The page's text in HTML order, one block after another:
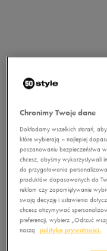
NIKE AIR AFFECT VI
0.0 0 )
129,99złz Vat
+ 650 PKT WKLUBIE
Chronimy Twoje dane
Dokładamy wszelkich starań,
które wybierają – najlepiej
poszanowaniu bezpieczeństwa
chcesz, abyśmy wykorzystywali
do przygotowania
produktów dopasowanych do
reklam czy zapamiętywanie
swoją decyzję i ustawienia
chcesz otrzymywać
preferencji, wybierz „Odrzuć
naszą
politykę prywatności.